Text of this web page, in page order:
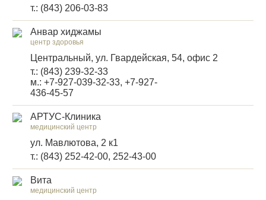
т.: (843) 206-03-83
Анвар хиджамы
центр здоровья
Центральный, ул. Гвардейская, 54, офис 2
т.: (843) 239-32-33
м.: +7-927-039-32-33, +7-927-
436-45-57
АРТУС-Клиника
медицинский центр
ул. Мавлютова, 2 к1
т.: (843) 252-42-00, 252-43-00
Вита
медицинский центр